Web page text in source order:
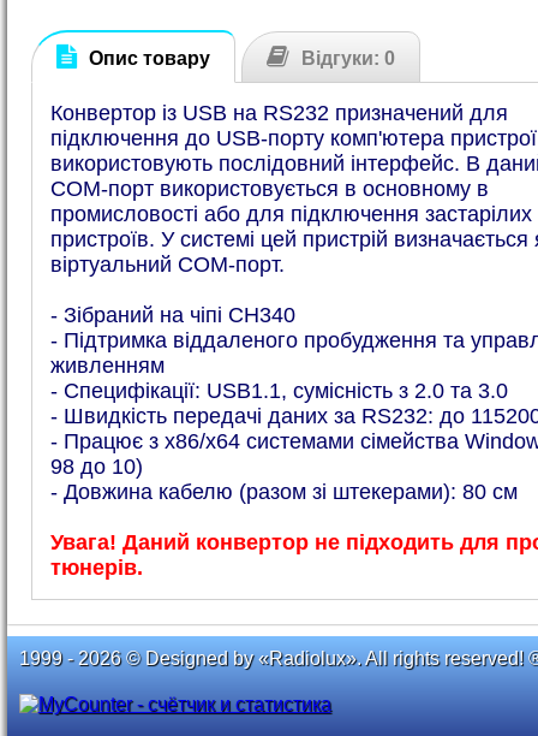
Опис товару Відгуки: 0
Конвертор із USB на RS232 призначений для
підключення до USB-порту комп'ютера
використовують послідовний інтерфейс. В
COM-порт використовується в основному в
промисловості або для підключення застарілих
пристроїв. У системі цей пристрій визначається
віртуальний COM-порт.
- Зібраний на чіпі CH340
- Підтримка віддаленого пробудження та
живленням
- Специфікації: USB1.1, сумісність з 2.0 та 3.0
- Швидкість передачі даних за RS232: до
- Працює з x86/x64 системами сімейства
98 до 10)
- Довжина кабелю (разом зі штекерами): 80 см
Увага! Даний конвертор не підходить для
тюнерів.
1999 - 2026 © Designed by «Radiolux». All rights reserved!